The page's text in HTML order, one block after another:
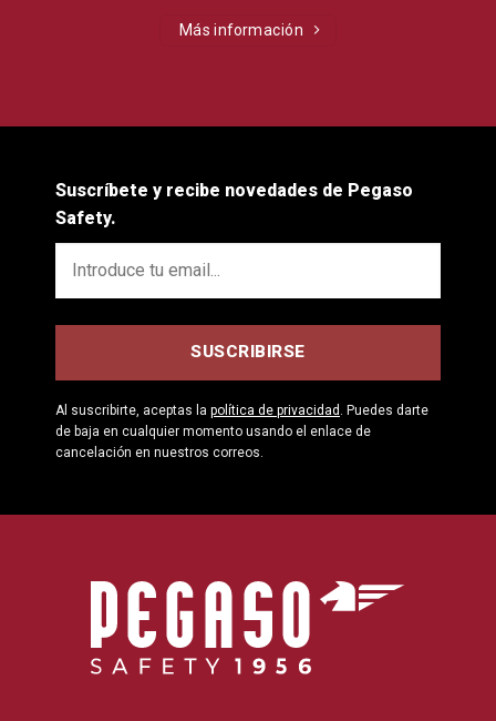
Más información
Suscríbete y recibe novedades de Pegaso
Safety.
Al suscribirte, aceptas la política de privacidad . Puedes darte
de baja en cualquier momento usando el enlace de
cancelación en nuestros correos.